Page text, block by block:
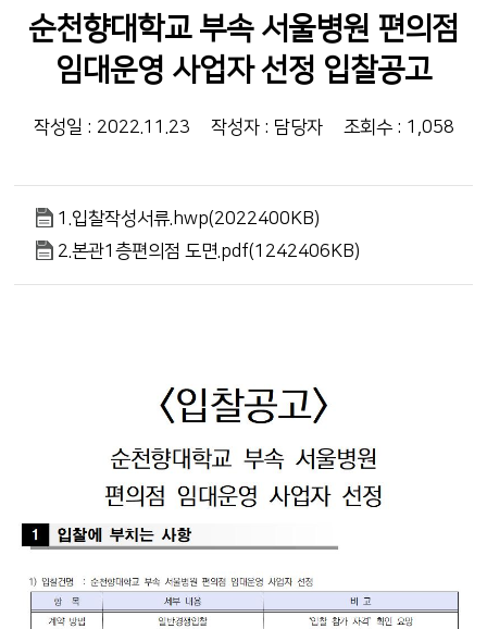
순천향대학교 부속 서울병원 편의점
임대운영 사업자 선정 입찰공고
작성일 : 2022.11.23 작성자 : 담당자 조회수 : 1,058
1.입찰작성서류.hwp(2022400KB)
2.본관1층편의점 도면.pdf(1242406KB)